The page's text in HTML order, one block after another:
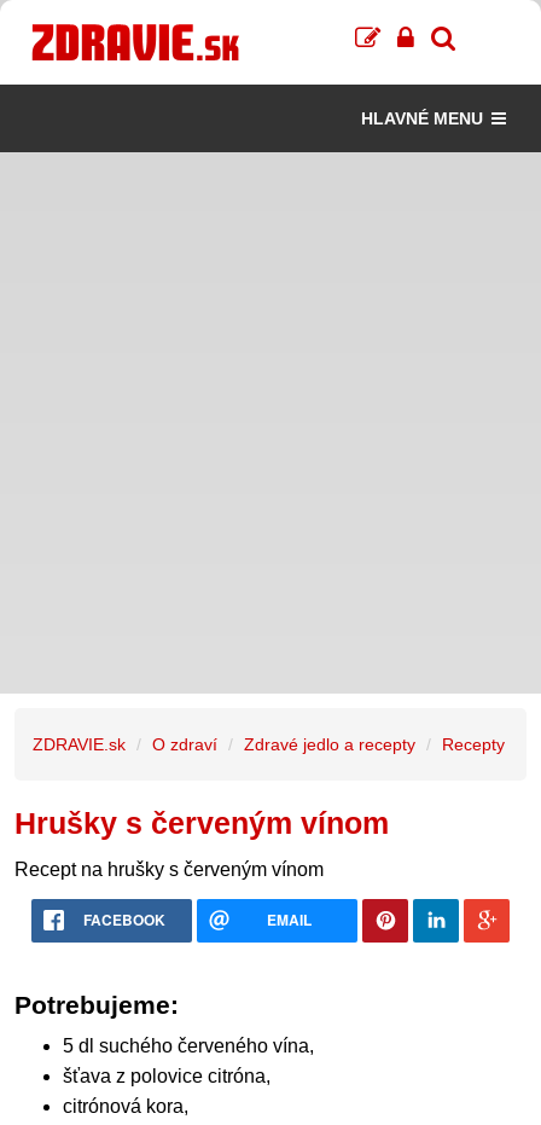
HLAVNÉ MENU
ZDRAVIE.sk O zdraví Zdravé jedlo a recepty Recepty
Hrušky s červeným vínom
Recept na hrušky s červeným vínom
FACEBOOK EMAIL
Potrebujeme:
5 dl suchého červeného vína,
šťava z polovice citróna,
citrónová kora,